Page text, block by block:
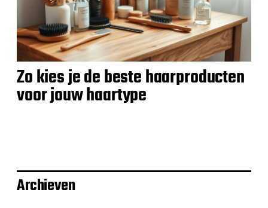
Zo kies je de beste haarproducten
voor jouw haartype
Archieven